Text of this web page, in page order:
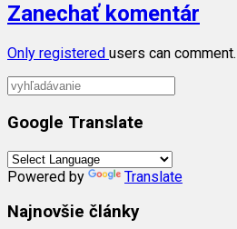
Zanechať komentár
Only registered users can comment.
Google Translate
Powered by Translate
Najnovšie články